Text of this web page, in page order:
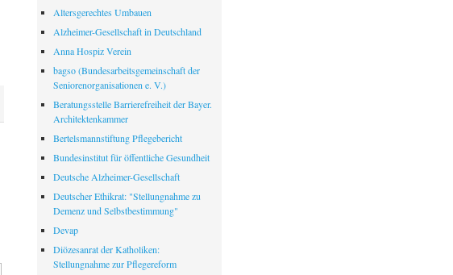
Altersgerechtes Umbauen
Alzheimer-Gesellschaft in Deutschland
Anna Hospiz Verein
bagso (Bundesarbeitsgemeinschaft der
Seniorenorganisationen e. V.)
Beratungsstelle Barrierefreiheit der Bayer.
Architektenkammer
Bertelsmannstiftung Pflegebericht
Bundesinstitut für öffentliche Gesundheit
Deutsche Alzheimer-Gesellschaft
Deutscher Ethikrat: "Stellungnahme zu
Demenz und Selbstbestimmung"
Devap
Diözesanrat der Katholiken:
Stellungnahme zur Pflegereform